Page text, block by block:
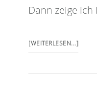
Dann zeige
[WEITERLESEN...]